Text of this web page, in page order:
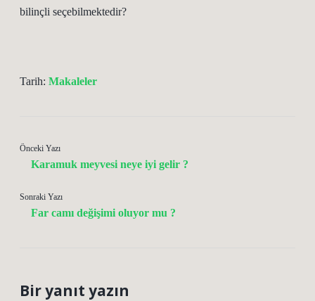
bilinçli seçebilmektedir?
Tarih: Makaleler
Önceki Yazı
Karamuk meyvesi neye iyi gelir ?
Sonraki Yazı
Far camı değişimi oluyor mu ?
Bir yanıt yazın